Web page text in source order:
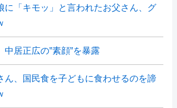
に「キモッ」と言われたお父さん、グ
居正広の”素顔”を暴露
ん、国民食を子どもに食わせるのを諦